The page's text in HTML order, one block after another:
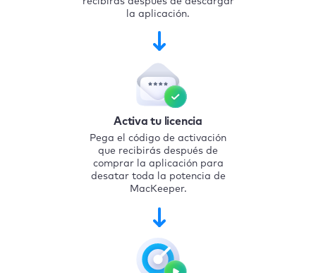
la aplicación.
Activa tu licencia
Pega el código de activación
que recibirás después de
comprar la aplicación para
desatar toda la potencia de
MacKeeper.